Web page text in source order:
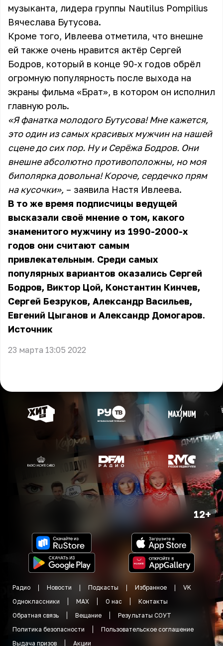
музыканта, лидера группы Nautilus Pompilius
Вячеслава Бутусова.
Кроме того, Ивлеева отметила, что внешне
ей также очень нравится актёр Сергей
Бодров, который в конце 90-х годов обрёл
огромную популярность после выхода на
экраны фильма «Брат», в котором он исполнил
главную роль.
«Я фанатка молодого Бутусова! Мне кажется,
это один из самых красивых мужчин на нашей
сцене до сих пор. Ну и Серёжа Бодров. Они
внешне абсолютно противоположны, но моя
биполярка довольна! Короче, сердечко прям
на кусочки», – заявила Настя Ивлеева.
В то же время подписчицы ведущей
высказали своё мнение о том, какого
знаменитого мужчину из 1990-2000-х
годов они считают самым
привлекательным. Среди самых
популярных вариантов оказались Сергей
Бодров, Виктор Цой, Константин Кинчев,
Сергей Безруков, Александр Васильев,
Евгений Цыганов и Александр Домогаров.
Источник
23 марта 13:05 2022
12+
Радио Новости Подкасты Избранное
VK
Одноклассники
MAX О нас
Контакты
Обратная связь
Вещание
Результаты СОУТ
Политика безопасности
Пользовательское соглашение
Выдача призов
Акции